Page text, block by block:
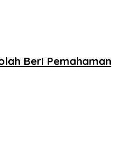
Beri Pemahaman